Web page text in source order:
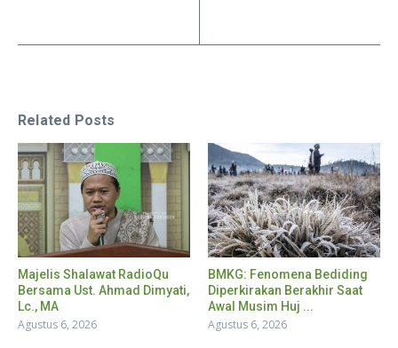
Related Posts
Majelis Shalawat RadioQu
Bersama Ust. Ahmad Dimyati,
Lc., MA
Agustus 6, 2026
BMKG: Fenomena Bediding
Diperkirakan Berakhir Saat
Awal Musim Huj ...
Agustus 6, 2026